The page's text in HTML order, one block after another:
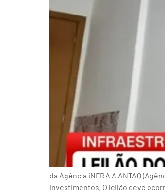
da Agência iNFRA A ANTAQ
investimentos. O leilão deve